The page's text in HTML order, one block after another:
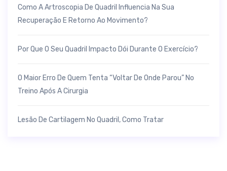
Como A Artroscopia De Quadril Influencia Na Sua
Recuperação E Retorno Ao Movimento?
Por Que O Seu Quadril Impacto Dói Durante O Exercício?
O Maior Erro De Quem Tenta “voltar De Onde Parou” No
Treino Após A Cirurgia
Lesão De Cartilagem No Quadril, Como Tratar